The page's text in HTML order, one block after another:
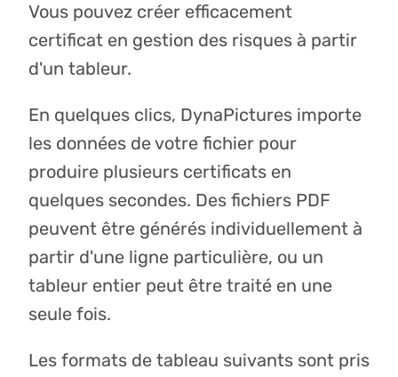
Vous pouvez créer efficacement
certificat en gestion des risques à partir
d'un tableur.
En quelques clics, DynaPictures importe
les données de votre fichier pour
produire plusieurs certificats en
quelques secondes. Des fichiers PDF
peuvent être générés individuellement à
partir d'une ligne particulière, ou un
tableur entier peut être traité en une
seule fois.
Les formats de tableau suivants sont pris